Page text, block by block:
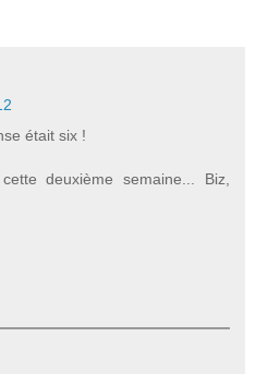
était six !
deuxième semaine... Biz,